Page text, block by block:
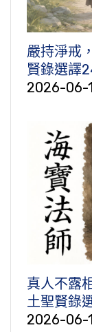
嚴持淨戒
賢錄選譯
2026-06-
真人不露
土聖賢錄
2026-06-